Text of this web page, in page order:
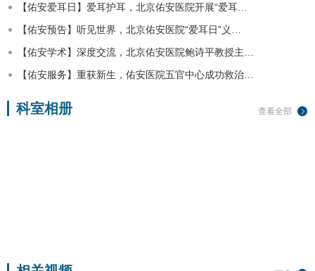
【佑安爱耳日】爱耳护耳，北京佑安医院开展“爱耳…
【佑安预告】听见世界，北京佑安医院“爱耳日”义…
【佑安学术】深度交流，北京佑安医院鲍诗平教授主…
【佑安服务】重获新生，佑安医院五官中心成功救治…
查看全部
科室相册